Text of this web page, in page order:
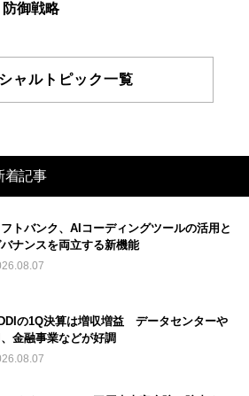
防御戦略
ャルトピック一覧
着記事
トバンク、AIコーディングツールの活用と
ナンスを両立する新機能
の1Q決算は増収増益 データセンターや
金融事業などが好調